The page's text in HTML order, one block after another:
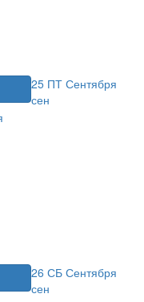
25 ПТ Сентября
сен
26 СБ Сентября
сен